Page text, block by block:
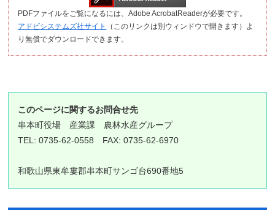
PDFファイルをご覧になるには、Adobe AcrobatReaderが必要です。
アドビシステムズ社サイト
（このリンクは別ウィンドウで開きます）よ
り無償でダウンロードできます。
このページに関するお問合せ先
串本町役場 産業課 農林水産グループ
TEL: 0735-62-0558 FAX: 0735-62-6970
和歌山県東牟婁郡串本町サンゴ台690番地5